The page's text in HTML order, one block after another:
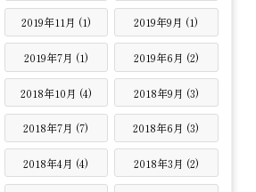
2019年11月 (1) 2019年9月 (1)
2019年7月 (1) 2019年6月 (2)
2018年10月 (4) 2018年9月 (3)
2018年7月 (7) 2018年6月 (3)
2018年4月 (4) 2018年3月 (2)